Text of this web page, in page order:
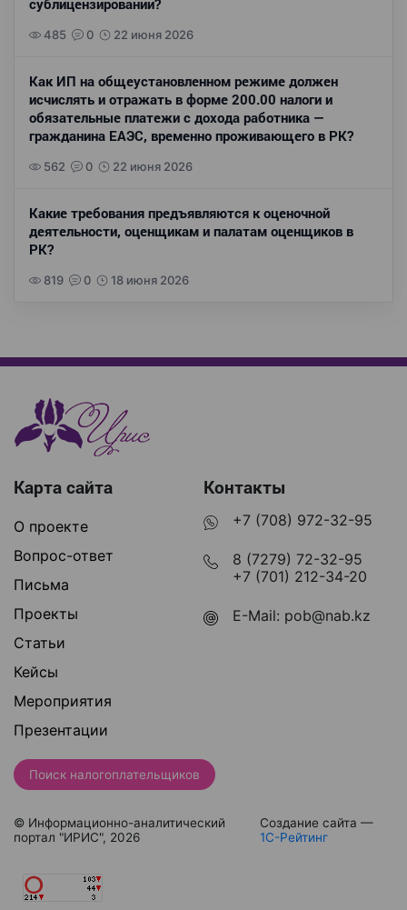
сублицензировании?
485 0 22 июня 2026
Как ИП на общеустановленном режиме должен
исчислять и отражать в форме 200.00 налоги и
обязательные платежи с дохода работника —
гражданина ЕАЭС, временно проживающего в РК?
562 0 22 июня 2026
Какие требования предъявляются к оценочной
деятельности, оценщикам и палатам оценщиков в
РК?
819 0 18 июня 2026
Карта сайта
О проекте
Вопрос-ответ
Письма
Проекты
Статьи
Кейсы
Мероприятия
Презентации
Контакты
+7 (708) 972-32-95
8 (7279) 72-32-95
+7 (701) 212-34-20
E-Mail: pob@nab.kz
Поиск налогоплательщиков
© Информационно-аналитический
портал "ИРИС", 2026
Создание сайта —
1С-Рейтинг